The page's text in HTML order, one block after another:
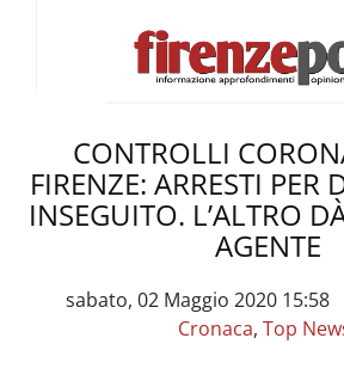
CONTROLLI
FIRENZE: ARRESTI PER
INSEGUITO. L’ALTRO
AGENTE
sabato, 02 Maggio 2020 15:58
Cronaca, Top